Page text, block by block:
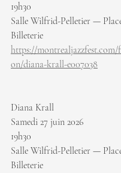
19h30
Salle Wilfrid-Pelletier —
Billeterie
https://
on/diana-krall-e007038
Diana Krall
Samedi 27 juin 2026
19h30
Salle Wilfrid-Pelletier —
Billeterie